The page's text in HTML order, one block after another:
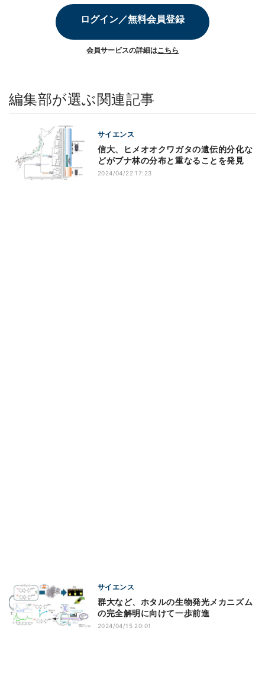
ログイン／無料会員登録
会員サービスの詳細はこちら
編集部が選ぶ関連記事
サイエンス
信大、ヒメオオクワガタの遺伝的分化な
どがブナ林の分布と重なることを発見
2024/04/22 17:23
サイエンス
群大など、ホタルの生物発光メカニズム
の完全解明に向けて一歩前進
2024/04/15 20:01